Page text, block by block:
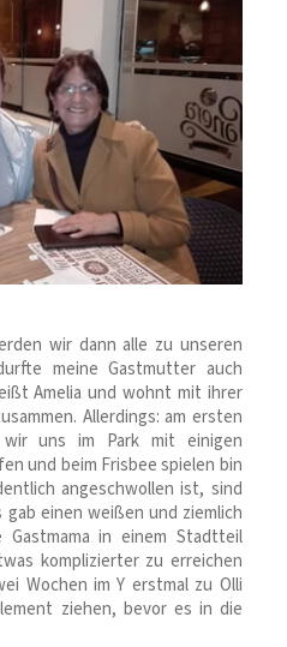
wir dann alle zu unseren
meine Gastmutter auch
Amelia und wohnt mit ihrer
Allerdings: am ersten
uns im Park mit einigen
und beim Frisbee spielen bin
angeschwollen ist, sind
einen weißen und ziemlich
Gastmama in einem Stadtteil
komplizierter zu erreichen
Wochen im Y erstmal zu Olli
ziehen, bevor es in die